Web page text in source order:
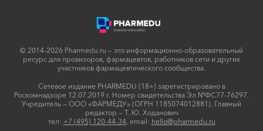
© 2014-2026 Pharmedu.ru — это информационно-образовательный
ресурс для провизоров, фармацевтов, работников сети и других
участников фармацевтического сообщества.
Сетевое издание PHARMEDU (18+) зарегистрировано в
Роскомнадзоре 12.07.2019 г. Номер свидетельства Эл №ФС77-76297.
Учредитель — ООО «ФАРМЕДУ» (ОГРН 1185074012881). Главный
редактор — Т. Ю. Ходанович
тел: +7 (495) 120-44-34, email: hello@pharmedu.ru